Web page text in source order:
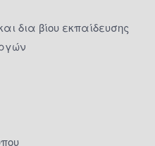
δια βίου εκπαίδευσης